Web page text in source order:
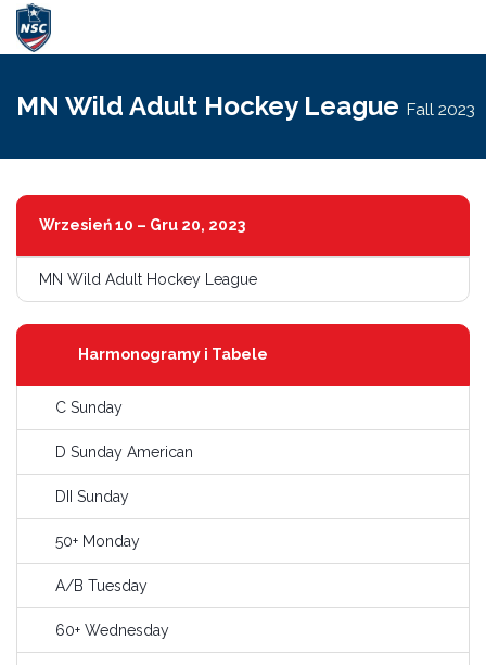
MN Wild Adult Hockey League Fall 2023
Wrzesień 10 – Gru 20, 2023
MN Wild Adult Hockey League
Harmonogramy i Tabele
C Sunday
D Sunday American
DII Sunday
50+ Monday
A/B Tuesday
60+ Wednesday